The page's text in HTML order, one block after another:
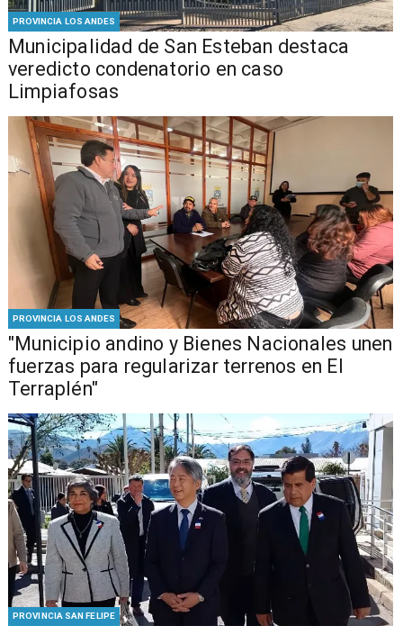
PROVINCIA LOS ANDES
Municipalidad de San Esteban destaca
veredicto condenatorio en caso
Limpiafosas
PROVINCIA LOS ANDES
"Municipio andino y Bienes Nacionales unen
fuerzas para regularizar terrenos en El
Terraplén"
PROVINCIA SAN FELIPE